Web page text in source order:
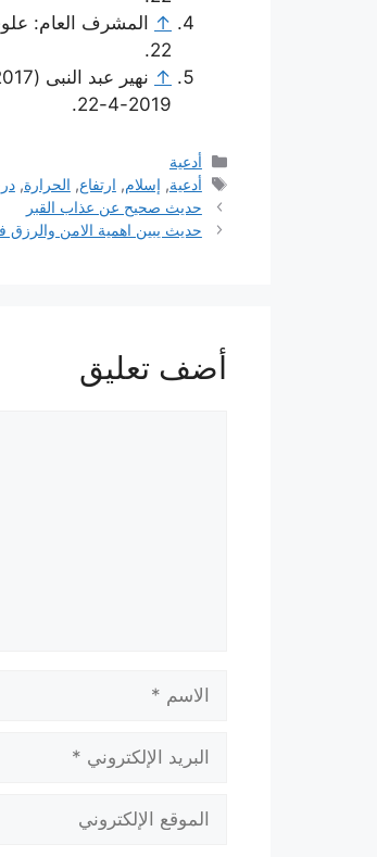
↑
المشرف العام:
22.
↑ نهير عبد النبى (2017-11-26)،
2019-4-22.
التصنيفات
أدعية
الوسوم
أدعية, إسلام, ارتفاع, الحرارة,
حديث صحيح عن عذاب القبر
حديث يبين اهمية الامن والرزق
أضف تعليق
الاسم
البريد
الإلكتروني
الموقع
الإلكتروني